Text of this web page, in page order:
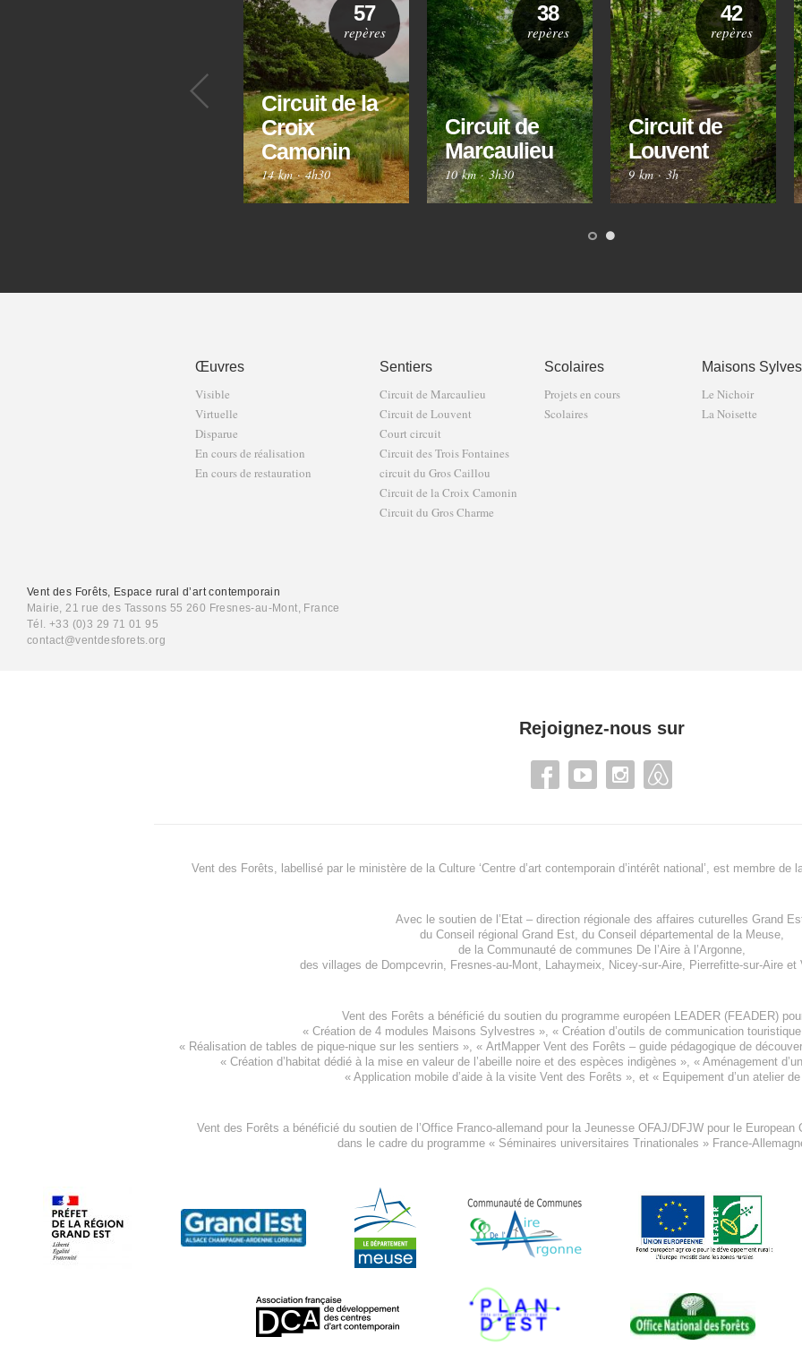
Précédent
Circuit de la
Croix
Camonin
14 km·4h30
57
repères
Circuit de
Marcaulieu
10 km·3h30
38
repères
Circuit de
Louvent
9 km·3h
42
repères
Œuvres
Visible
Virtuelle
Disparue
En cours de réalisation
En cours de restauration
Sentiers
Circuit de Marcaulieu
Circuit de Louvent
Court circuit
Circuit des Trois Fontaines
circuit du Gros Caillou
Circuit de la Croix Camonin
Circuit du Gros Charme
Scolaires
Projets en cours
Scolaires
Maisons
Le Nichoir
La Noisette
Vent des Forêts, Espace rural d’art contemporain
Mairie, 21 rue des Tassons 55 260 Fresnes-au-Mont, France
Tél. +33 (0)3 29 71 01 95
contact@ventdesforets.org
Rejoignez-nous sur
Vent des Forêts, labellisé par le ministère de la Culture ‘Centre d’art contemporain d’intérêt national’, est membre de
Avec le soutien de l’ Etat – direction régionale des affaires cuturelles Grand
du Conseil régional Grand Est, du Conseil départemental de la Meuse,
de la Communauté de communes De l’Aire à l’Argonne,
des villages de Dompcevrin, Fresnes-au-Mont, Lahaymeix, Nicey-sur-Aire, Pierrefitte-sur-Aireet
Vent des Forêts a bénéficié du soutien du programme européen LEADER (FEADER)
« Création de 4 modules Maisons Sylvestres », « Création d’outils de communication
« Réalisation de tables de pique-nique sur les sentiers », « ArtMapper Vent des Forêts – guide pédagogique de
« Création d’habitat dédié à la mise en valeur de l’abeille noire et des espèces indigènes », « Aménagement
« Application mobile d’aide à la visite Vent des Forêts », et « Equipement d’un atelier
Vent des Forêts a bénéficié du soutien de l’Office Franco-allemand pour la Jeunesse OFAJ/DFJW pour le European
dans le cadre du programme « Séminaires universitaires Trinationales » France-